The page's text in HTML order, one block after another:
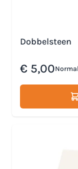
Dobbelsteen
Speciale prijs
€ 5,00